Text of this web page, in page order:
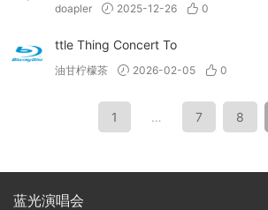
doapler 2025-12-26 0
ttle Thing Concert To
油甘柠檬茶 2026-02-05 0
1 … 7 8
蓝光演唱会